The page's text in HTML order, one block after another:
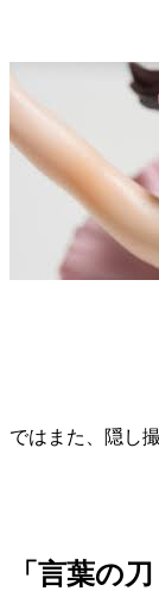
ではまた、隠し
「言葉の